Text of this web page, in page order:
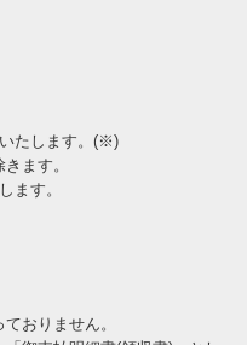
たします。(※)
ます。
ます。
おりません。